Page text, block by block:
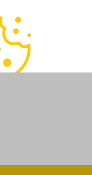
sociales y
ventajas para
está haciendo
se relaciona la